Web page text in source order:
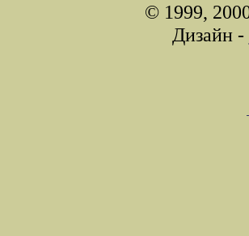
© 1999,
Дизайн -